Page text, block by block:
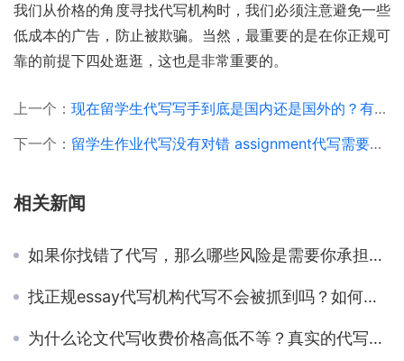
我们从价格的角度寻找代写机构时，我们必须注意避免一些
低成本的广告，防止被欺骗。当然，最重要的是在你正规可
靠的前提下四处逛逛，这也是非常重要的。
上一个： 现在留学生代写写手到底是国内还是国外的？有什么区别？
下一个： 留学生作业代写没有对错 assignment代写需要善用
相关新闻
如果你找错了代写，那么哪些风险是需要你承担的呢？
找正规essay代写机构代写不会被抓到吗？如何避免被发现？
为什么论文代写收费价格高低不等？真实的代写价格构成是怎样的？